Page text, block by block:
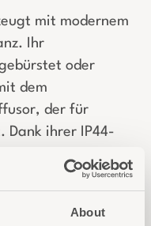
About
mit modernem
Ihr
oder
dem
der für
Dank ihrer IP44-